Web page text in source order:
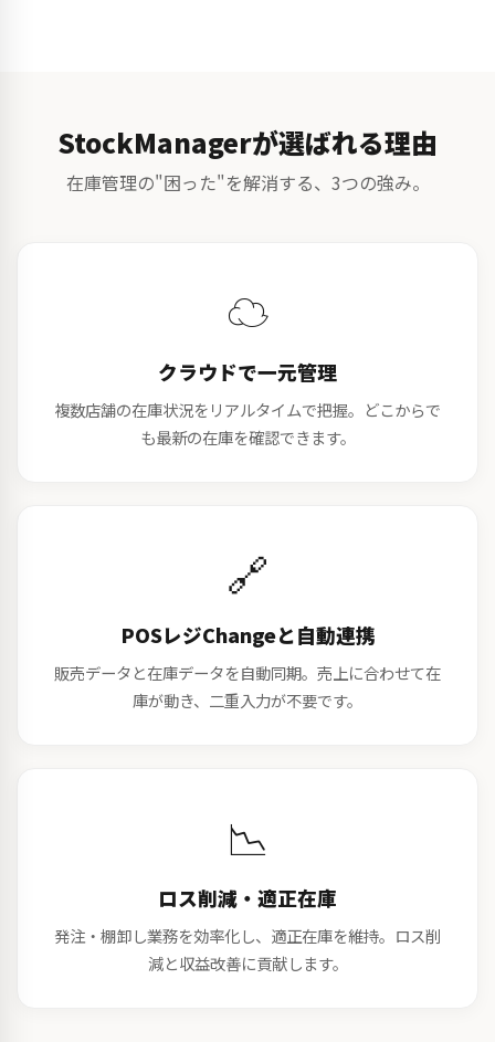
StockManagerが選ばれる理由
在庫管理の"困った"を解消する、3つの強み。
☁️
クラウドで一元管理
複数店舗の在庫状況をリアルタイムで把握。どこからで
も最新の在庫を確認できます。
🔗
POSレジChangeと自動連携
販売データと在庫データを自動同期。売上に合わせて在
庫が動き、二重入力が不要です。
📉
ロス削減・適正在庫
発注・棚卸し業務を効率化し、適正在庫を維持。ロス削
減と収益改善に貢献します。